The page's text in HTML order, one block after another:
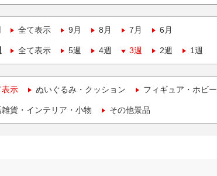
全て表示 9月 8月 7月 6月
全て表示 5週 4週 3週 2週 1週
表示 ぬいぐるみ・クッション フィギュア・ホビー
貨・インテリア・小物 その他景品